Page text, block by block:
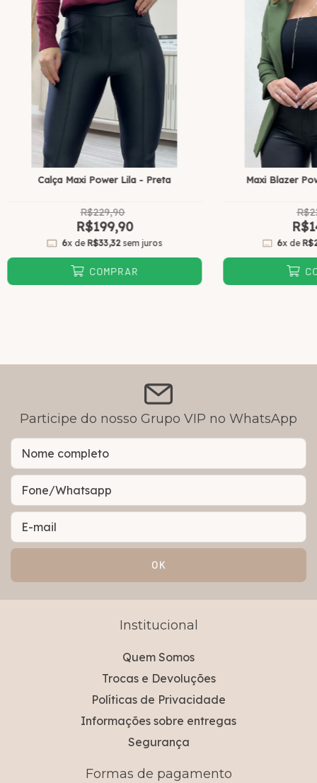
Calça Maxi Power Lila - Preta
R$229,90
R$199,90
6x de R$33,32sem juros
COMPRAR
Maxi Blazer
6x de
Participe do nosso Grupo VIP no WhatsApp
Institucional
Quem Somos
Trocas e Devoluções
Políticas de Privacidade
Informações sobre entregas
Segurança
Formas de pagamento